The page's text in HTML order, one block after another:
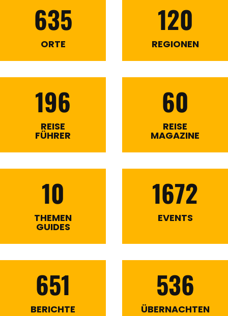
635
ORTE
120
REGIONEN
196
REISE
FÜHRER
60
REISE
MAGAZINE
10
THEMEN
GUIDES
1672
EVENTS
651
BERICHTE
536
ÜBERNACHTEN